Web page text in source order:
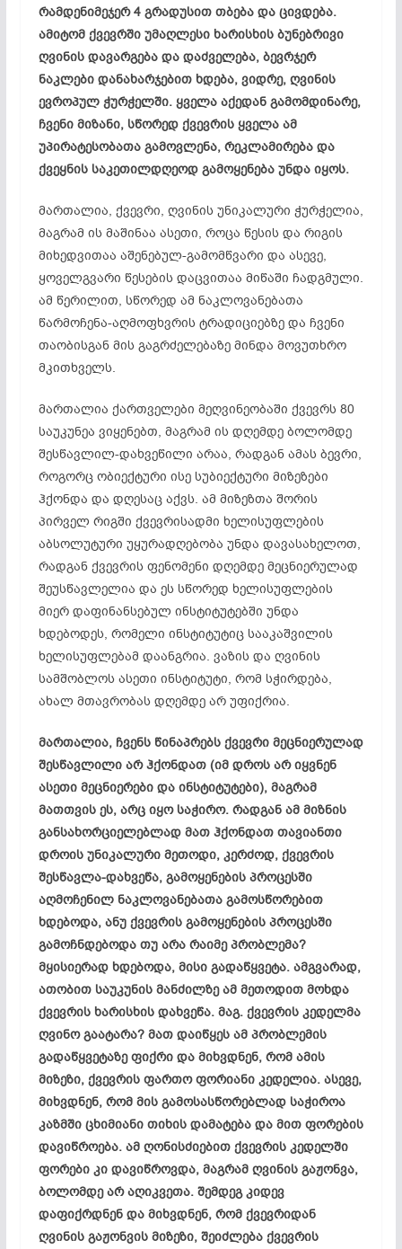
რამდენიმეჯერ 4 გრადუსით თბება და ცივდება.
ამიტომ ქვევრში უმაღლესი ხარისხის ბუნებრივი
ღვინის დავარგება და დაძველება, ბევრჯერ
ნაკლები დანახარჯებით ხდება, ვიდრე, ღვინის
ევროპულ ჭურჭელში. ყველა აქედან გამომდინარე,
ჩვენი მიზანი, სწორედ ქვევრის ყველა ამ
უპირატესობათაგამოვლენა, რეკლამირება და
ქვეყნის საკეთილდღეოდ გამოყენება უნდა იყოს.
მართალია, ქვევრი, ღვინის უნიკალური ჭურჭელია,
მაგრამ ის მაშინაა ასეთი, როცა წესის და რიგის
მიხედვითაა აშენებულ-გამომწვარი და ასევე,
ყოველგვარი წესების დაცვითაა მიწაში ჩადგმული.
ამ წერილით, სწორედ ამ ნაკლოვანებათა
წარმოჩენა-აღმოფხვრისტრადიციებზე და ჩვენი
თაობისგან მის გაგრძელებაზე მინდა მოვუთხრო
მკითხველს.
მართალია ქართველები მეღვინეობაში ქვევრს 80
საუკუნეა ვიყენებთ, მაგრამ ის დღემდე ბოლომდე
შესწავლილ-დახვეწილი არაა, რადგან ამას ბევრი,
როგორც ობიექტური ისე სუბიექტური მიზეზები
ჰქონდა და დღესაც აქვს. ამ მიზეზთა შორის
პირველ რიგში ქვევრისადმი ხელისუფლების
აბსოლუტური უყურადღებობა უნდა დავასახელოთ,
რადგან ქვევრის ფენომენი დღემდე მეცნიერულად
შეუსწავლელია და ეს სწორედ ხელისუფლების
მიერ დაფინანსებულ ინსტიტუტებში უნდა
ხდებოდეს, რომელი ინსტიტუტიც სააკაშვილის
ხელისუფლებამ დაანგრია. ვაზის და ღვინის
სამშობლოს ასეთი ინსტიტუტი, რომ სჭირდება,
ახალ მთავრობას დღემდე არ უფიქრია.
მართალია, ჩვენს წინაპრებს ქვევრი მეცნიერულად
შესწავლილი არ ჰქონდათ (იმ დროს არ იყვნენ
ასეთი მეცნიერები და ინსტიტუტები), მაგრამ
მათთვის ეს, არც იყო საჭირო. რადგან ამ მიზნის
განსახორციელებლად მათ ჰქონდათ თავიანთი
დროის უნიკალური მეთოდი, კერძოდ, ქვევრის
შესწავლა-დახვეწა, გამოყენების პროცესში
აღმოჩენილ ნაკლოვანებათა გამოსწორებით
ხდებოდა, ანუ ქვევრის გამოყენების პროცესში
გამოჩნდებოდა თუ არა რაიმე პრობლემა?
მყისიერად ხდებოდა, მისი გადაწყვეტა. ამგვარად,
ათობით საუკუნის მანძილზე ამ მეთოდით მოხდა
ქვევრის ხარისხის დახვეწა. მაგ. ქვევრის კედელმა
ღვინო გაატარა? მათ დაიწყეს ამ პრობლემის
გადაწყვეტაზე ფიქრი და მიხვდნენ, რომ ამის
მიზეზი, ქვევრის ფართო ფორიანი კედელია. ასევე,
მიხვდნენ, რომ მის გამოსასწორებლად საჭიროა
კაზმშიცხიმიანი თიხის დამატება და მით ფორების
დავიწროება. ამ ღონისძიებით ქვევრის კედელში
ფორები კი დავიწროვდა, მაგრამ ღვინის გაჟონვა,
ბოლომდე არ აღიკვეთა. შემდეგ კიდევ
დაფიქრდნენ და მიხვდნენ, რომ ქვევრიდან
ღვინის გაჟონვის მიზეზი, შეიძლება ქვევრის